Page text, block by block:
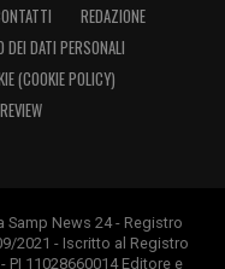
REDAZIONE
DEI DATI PERSONALI
(COOKIE POLICY)
News 24 - Registro
2021 - Iscritto al Registro
PI 11028660014 Editore e